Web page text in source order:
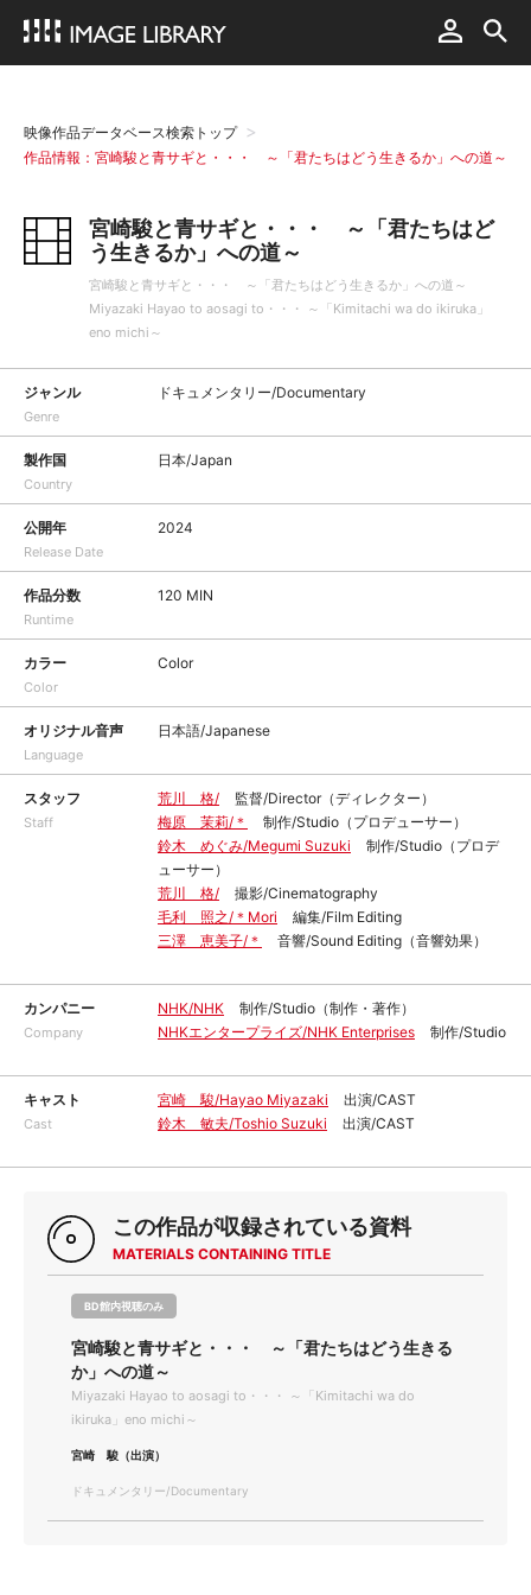
映像作品データベース検索トップ
作品情報：宮崎駿と青サギと・・・ ～「君たちはどう生きるか」への道～
宮崎駿と青サギと・・・ ～「君たちはど
う生きるか」への道～
宮崎駿と青サギと・・・ ～「君たちはどう生きるか」への道～
Miyazaki Hayao to aosagi to・・・ ～「Kimitachi wa do ikiruka」
eno michi～
ジャンル
Genre
ドキュメンタリー/Documentary
製作国
Country
日本/Japan
公開年
Release Date
2024
作品分数
Runtime
120 MIN
カラー
Color
Color
オリジナル音声
Language
日本語/Japanese
スタッフ
Staff
荒川 格/
監督/Director（ディレクター）
梅原 茉莉/＊
制作/Studio（プロデューサー）
鈴木 めぐみ/Megumi Suzuki
制作/Studio（プロデ
ューサー）
荒川 格/
撮影/Cinematography
毛利 照之/＊Mori
編集/Film Editing
三澤 恵美子/＊
音響/Sound Editing（音響効果）
カンパニー
Company
NHK/NHK
制作/Studio（制作・著作）
NHKエンタープライズ/NHK Enterprises
制作/Studio
キャスト
Cast
宮崎 駿/Hayao Miyazaki
出演/CAST
鈴木 敏夫/Toshio Suzuki
出演/CAST
この作品が収録されている資料
MATERIALS CONTAINING TITLE
BD館内視聴のみ
宮崎駿と青サギと・・・ ～「君たちはどう生きる
か」への道～
Miyazaki Hayao to aosagi to・・・ ～「Kimitachi wa do
ikiruka」eno michi～
宮崎 駿（出演）
ドキュメンタリー/Documentary